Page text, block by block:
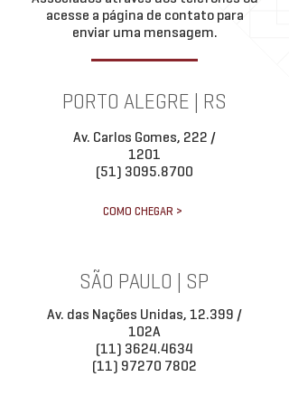
PORTO ALEGRE | RS
Av. Carlos Gomes, 222 /
1201
(51) 3095.8700
COMO CHEGAR >
SÃO PAULO | SP
Av. das Nações Unidas, 12.399 /
102A
(11) 3624.4634
(11) 97270 7802
acesse a página de contato para
enviar uma mensagem.